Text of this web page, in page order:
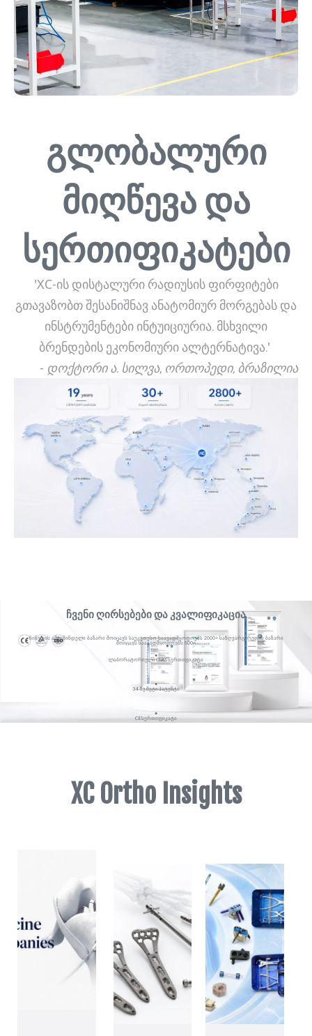
გლობალური
მიღწევა და
სერთიფიკატები
'XC-ის დისტალური რადიუსის ფირფიტები
გთავაზობთ შესანიშნავ ანატომიურ მორგებას და
ინსტრუმენტები ინტუიციურია. მსხვილი
ბრენდების ეკონომიური ალტერნატივა.'
- დოქტორი ა. სილვა, ორთოპედი, ბრაზილია
ჩვენი ღირსებები და კვალიფიკაცია
ჩინეთის ამჟამინდელი ბაზარი მოიცავს საუკეთესო საავადმყოფოებს 2000+ საზღვარგარეთის ბაზარი
მოიცავს საავადმყოფოებს 500+
●
ლაბორატორიული CNAS სერთიფიკატი
●
34-ზე მეტი პატენტი
●
CE სერთიფიკატი
XC Ortho Insights